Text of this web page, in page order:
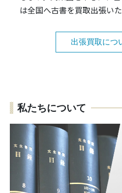
は全国へ古書を買取出張いた
出張買取につ
私たちについて